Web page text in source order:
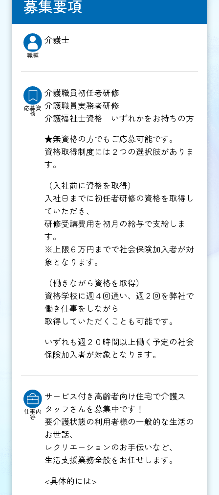
募集要項
職種
介護士
応募資
格
介護職員初任者研修
介護職員実務者研修
介護福祉士資格 いずれかをお持ちの方
★無資格の方でもご応募可能です。
資格取得制度には２つの選択肢がありま
す。
（入社前に資格を取得）
入社日までに初任者研修の資格を取得し
ていただき、
研修受講費用を初月の給与で支給しま
す。
※上限６万円までで社会保険加入者が対
象となります。
（働きながら資格を取得）
資格学校に週４回通い、週２回を弊社で
働き仕事をしながら
取得していただくことも可能です。
いずれも週２０時間以上働く予定の社会
保険加入者が対象となります。
仕事内
容
サービス付き高齢者向け住宅で介護ス
タッフさんを募集中です！
要介護状態の利用者様の一般的な生活の
お世話、
レクリエーションのお手伝いなど、
生活支援業務全般をお任せします。
<具体的には>